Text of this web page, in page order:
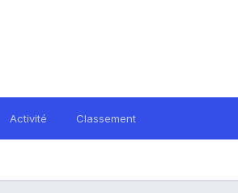
Activité Classement